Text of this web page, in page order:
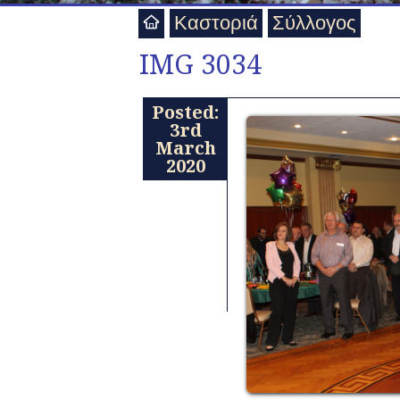
Καστοριά Σύλλογος
IMG 3034
Posted:
3rd
March
2020